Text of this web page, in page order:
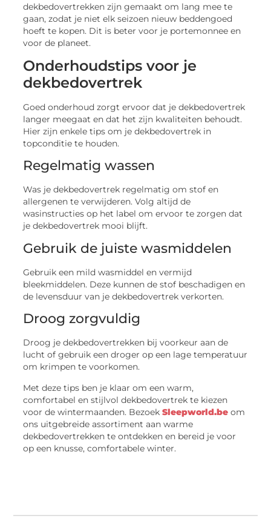
dekbedovertrekken zijn gemaakt om lang mee te
gaan, zodat je niet elk seizoen nieuw beddengoed
hoeft te kopen. Dit is beter voor je portemonnee en
voor de planeet.
Onderhoudstips voor je
dekbedovertrek
Goed onderhoud zorgt ervoor dat je dekbedovertrek
langer meegaat en dat het zijn kwaliteiten behoudt.
Hier zijn enkele tips om je dekbedovertrek in
topconditie te houden.
Regelmatig wassen
Was je dekbedovertrek regelmatig om stof en
allergenen te verwijderen. Volg altijd de
wasinstructies op het label om ervoor te zorgen dat
je dekbedovertrek mooi blijft.
Gebruik de juiste wasmiddelen
Gebruik een mild wasmiddel en vermijd
bleekmiddelen. Deze kunnen de stof beschadigen en
de levensduur van je dekbedovertrek verkorten.
Droog zorgvuldig
Droog je dekbedovertrekken bij voorkeur aan de
lucht of gebruik een droger op een lage temperatuur
om krimpen te voorkomen.
Met deze tips ben je klaar om een warm,
comfortabel en stijlvol dekbedovertrek te kiezen
voor de wintermaanden. BezoekSleepworld.be om
ons uitgebreide assortiment aan warme
dekbedovertrekken te ontdekken en bereid je voor
op een knusse, comfortabele winter.